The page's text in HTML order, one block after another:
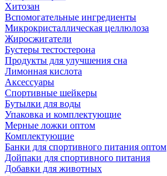
Хитозан
Вспомогательные ингредиенты
Микрокристаллическая целлюлоза
Жиросжигатели
Бустеры тестостерона
Продукты для улучшения сна
Лимонная кислота
Аксессуары
Спортивные шейкеры
Бутылки для воды
Упаковка и комплектующие
Мерные ложки оптом
Комплектующие
Банки для спортивного питания оптом
Дойпаки для спортивного питания
Добавки для животных